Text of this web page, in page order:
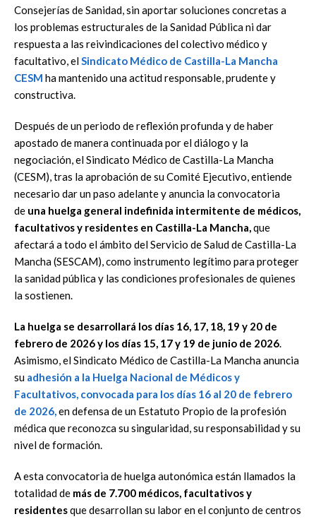
Consejerías de Sanidad, sin aportar soluciones concretas a
los problemas estructurales de la Sanidad Pública ni dar
respuesta a las reivindicaciones del colectivo médico y
facultativo, elSindicato Médico de Castilla-La Mancha
CESM ha mantenido una actitud responsable, prudente y
constructiva.
Después de un periodo de reflexión profunda y de haber
apostado de manera continuada por el diálogo y la
negociación, el Sindicato Médico de Castilla-La Mancha
(CESM), tras la aprobación de su Comité Ejecutivo, entiende
necesario dar un paso adelante y anuncia la convocatoria
de una huelga general indefinida intermitente de médicos,
facultativos y residentes en Castilla-La Mancha,que
afectará a todo el ámbito del Servicio de Salud de Castilla-La
Mancha (SESCAM), como instrumento legítimo para proteger
la sanidad pública y las condiciones profesionales de quienes
la sostienen.
La huelga se desarrollará los días 16, 17, 18, 19 y 20 de
febrero de 2026 y los días 15, 17 y 19 de junio de 2026.
Asimismo, el Sindicato Médico de Castilla-La Mancha anuncia
su adhesión a la Huelga Nacional de Médicos y
Facultativos, convocada para los días 16 al 20 de febrero
de 2026,en defensa de un Estatuto Propio de la profesión
médica que reconozca su singularidad, su responsabilidad y su
nivel de formación.
A esta convocatoria de huelga autonómica están llamados la
totalidad de más de 7.700 médicos, facultativos y
residentesque desarrollan su labor en el conjunto de centros